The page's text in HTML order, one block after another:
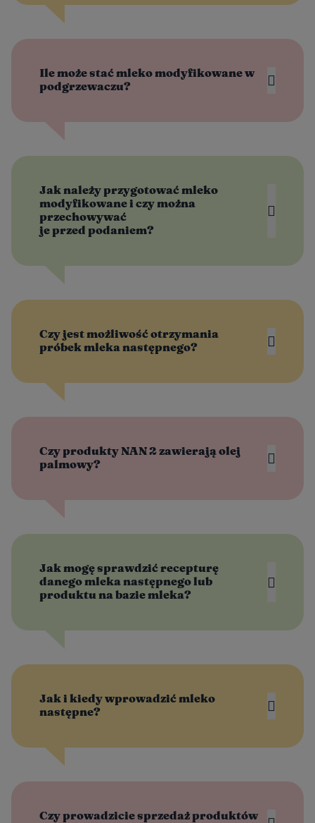
Ile może stać mleko modyfikowane w
podgrzewaczu?
Jak należy przygotować mleko
modyfikowane i czy można
przechowywać
je przed podaniem?
Czy jest możliwość otrzymania
próbek mleka następnego?
Czy produkty NAN 2 zawierają olej
palmowy?
Jak mogę sprawdzić recepturę
danego mleka następnego lub
produktu na bazie mleka?
Jak i kiedy wprowadzić mleko
następne?
Czy prowadzicie sprzedaż produktów